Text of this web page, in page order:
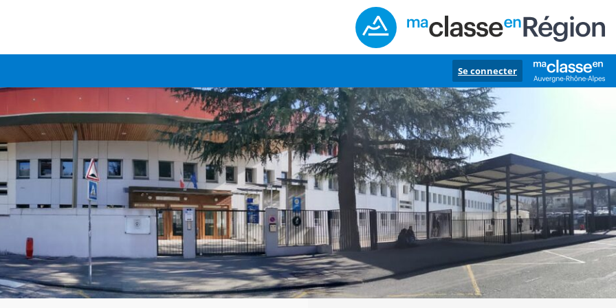
Se connecter